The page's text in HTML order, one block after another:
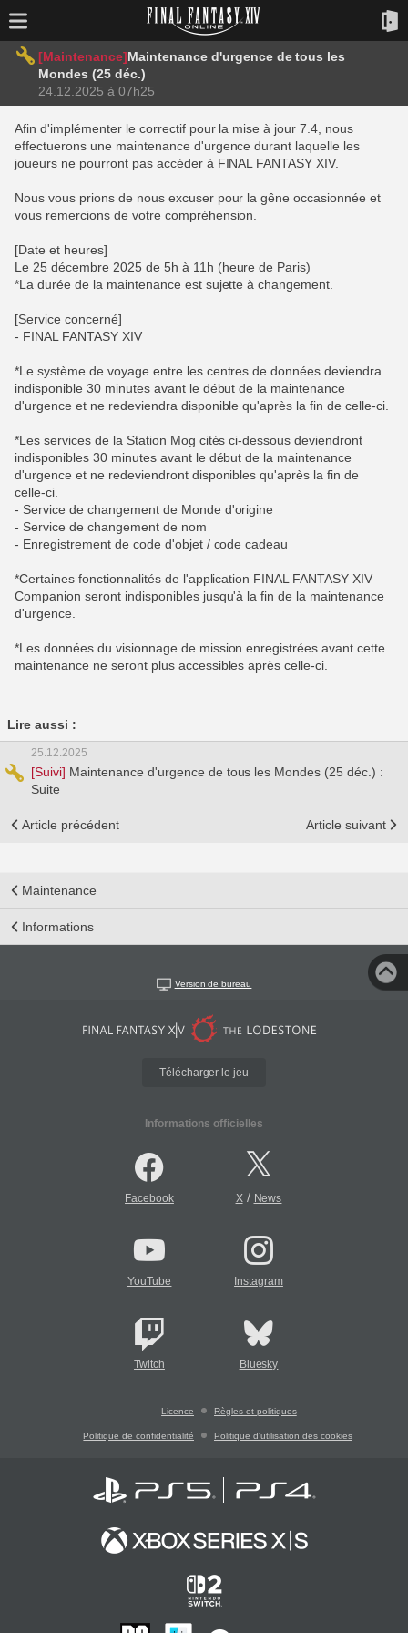
[Maintenance]Maintenance d'urgence de tous les
Mondes (25 déc.)
24.12.2025 à 07h25
Afin d'implémenter le correctif pour la mise à jour 7.4, nous
effectuerons une maintenance d'urgence durant laquelle les
joueurs ne pourront pas accéder à FINAL FANTASY XIV.
Nous vous prions de nous excuser pour la gêne occasionnée et
vous remercions de votre compréhension.
[Date et heures]
Le 25 décembre 2025 de 5h à 11h (heure de Paris)
*La durée de la maintenance est sujette à changement.
[Service concerné]
- FINAL FANTASY XIV
*Le système de voyage entre les centres de données deviendra
indisponible 30 minutes avant le début de la maintenance
d'urgence et ne redeviendra disponible qu'après la fin de celle-ci.
*Les services de la Station Mog cités ci-dessous deviendront
indisponibles 30 minutes avant le début de la maintenance
d'urgence et ne redeviendront disponibles qu'après la fin de
celle-ci.
- Service de changement de Monde d'origine
- Service de changement de nom
- Enregistrement de code d'objet / code cadeau
*Certaines fonctionnalités de l'application FINAL FANTASY XIV
Companion seront indisponibles jusqu'à la fin de la maintenance
d'urgence.
*Les données du visionnage de mission enregistrées avant cette
maintenance ne seront plus accessibles après celle-ci.
Lire aussi :
25.12.2025
[Suivi] Maintenance d'urgence de tous les Mondes (25 déc.) :
Suite
Article précédent Article suivant
Maintenance
Informations
Version de bureau
Télécharger le jeu
Informations officielles
Facebook X/ News
YouTube Instagram
Twitch Bluesky
Licence Règles et politiques
Politique de confidentialité Politique d'utilisation des cookies